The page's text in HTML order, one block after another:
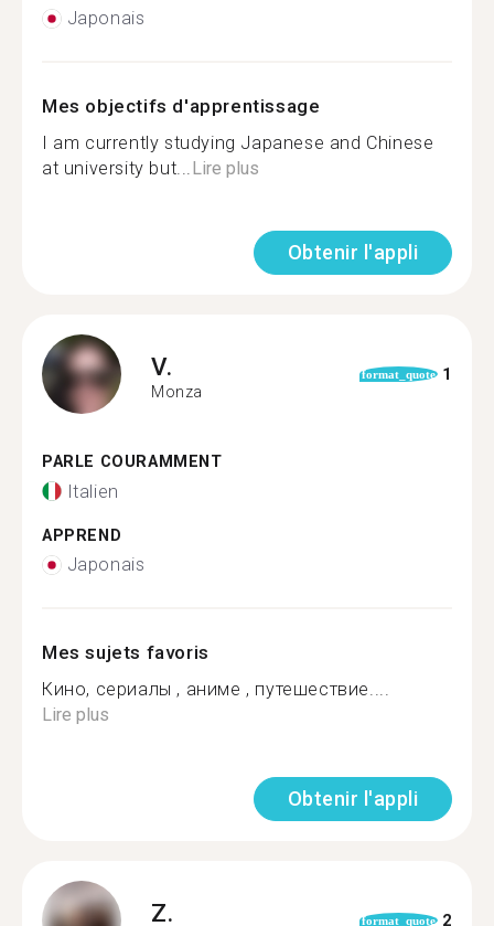
Japonais
Mes objectifs d'apprentissage
I am currently studying Japanese and Chinese
at university but...Lire plus
Obtenir l'appli
V.
Monza
format_quote 1
PARLE COURAMMENT
Italien
APPREND
Japonais
Mes sujets favoris
Кино, сериалы , аниме , путешествие....
Lire plus
Obtenir l'appli
Z. format_quote 2